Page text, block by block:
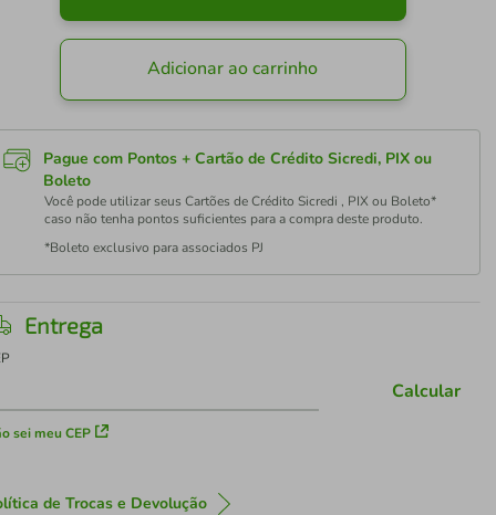
Adicionar ao carrinho
Pague com Pontos + Cartão de Crédito Sicredi, PIX ou
Boleto
Você pode utilizar seus Cartões de Crédito Sicredi , PIX ou Boleto*
caso não tenha pontos suficientes para a compra deste produto.
*Boleto exclusivo para associados PJ
Entrega
sei meu CEP
Calcular
de Trocas e Devolução